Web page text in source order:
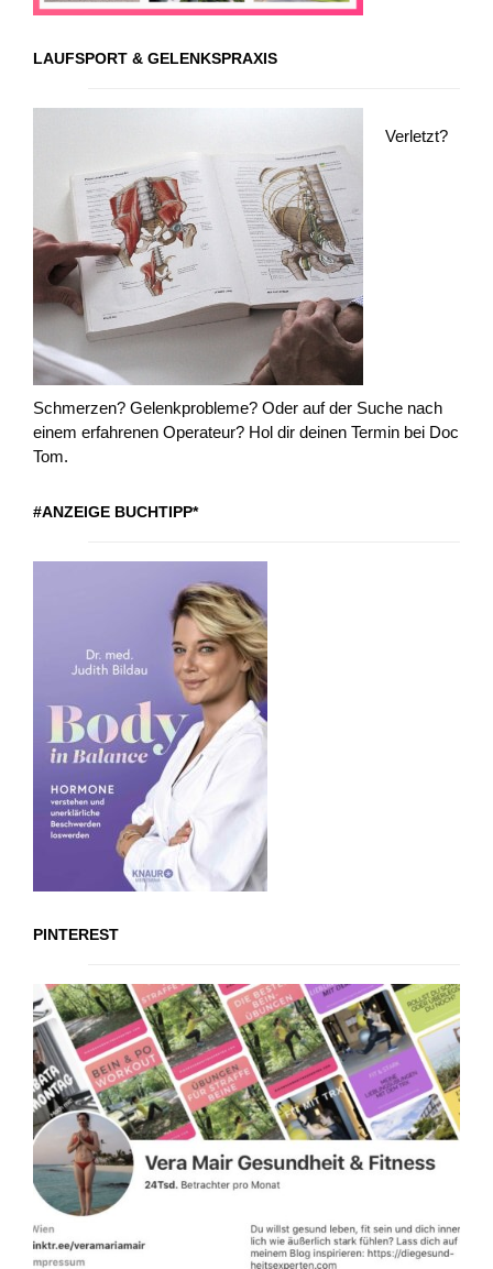
LAUFSPORT & GELENKSPRAXIS
Verletzt?
Schmerzen? Gelenkprobleme? Oder auf der Suche nach
einem erfahrenen Operateur? Hol dir deinen Termin bei Doc
Tom.
#ANZEIGE BUCHTIPP*
PINTEREST